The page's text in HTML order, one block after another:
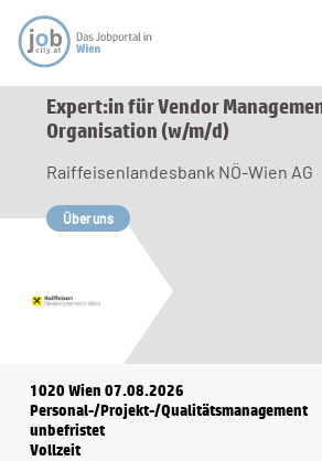
Expert:in für Vendor
Organisation (w/m/d)
Raiffeisenlandesbank NÖ-Wien AG
Über uns
1020 Wien 07.08.2026
Personal-/Projekt-/Qualitätsmanagement
unbefristet
Vollzeit